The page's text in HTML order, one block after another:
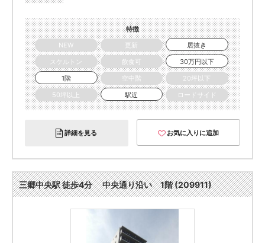
特徴
NEW
更新
居抜き
スケルトン
飲食可
30万円以下
1階
空中階
20坪以下
50坪以上
駅近 ロードサイド
詳細を見る お気に入りに追加
三郷中央駅 徒歩4分 中央通り沿い 1階 (209911)